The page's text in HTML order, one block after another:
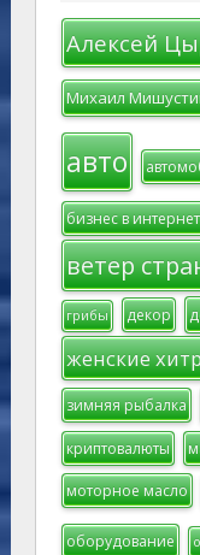
Алексей
Михаил
авто
бизнес в
ветер
грибы декор
женские
зимняя рыбалка
криптовалюты
моторное масло
оборудование